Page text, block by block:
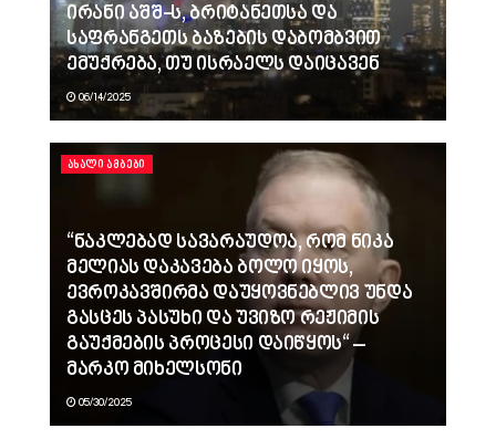
ირანი აშშ-ს, ბრიტანეთსა და
საფრანგეთს ბაზების დაბომბვით
ემუქრება, თუ ისრაელს დაიცავენ
06/14/2025
ᲐᲮᲐᲚᲘ ᲐᲛᲑᲔᲑᲘ
“ნაკლებად სავარაუდოა, რომ ნიკა
მელიას დაკავება ბოლო იყოს,
ევროკავშირმა დაუყოვნებლივ უნდა
გასცეს პასუხი და უვიზო რეჟიმის
გაუქმების პროცესი დაიწყოს“ –
მარკო მიხელსონი
05/30/2025